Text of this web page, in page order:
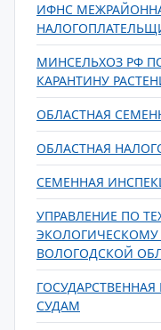
ИФНС
МИНСЕЛЬХОЗ РФ
КАРАНТИНУ
ОБЛАСТНАЯ
ОБЛАСТНАЯ
СЕМЕННАЯ
УПРАВЛЕНИЕ ПО
ЭКОЛОГИЧЕСКОМУ
ВОЛОГОДСКОЙ
СУДАМ